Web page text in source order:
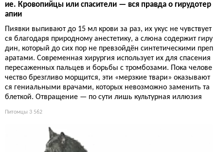
ие. Кровопийцы или спасители — вся правда о гирудотер
апии
Пиявки выпивают до 15 мл крови за раз, их укус не чувствует
ся благодаря природному анестетику, а слюна содержит гиру
дин, который до сих пор не превзойдён синтетическими преп
аратами. Современная хирургия использует их для спасения
пересаженных пальцев и борьбы с тромбозами. Пока челове
чество брезгливо морщится, эти «мерзкие твари» оказывают
ся гениальными врачами, которых невозможно заменить та
блеткой. Отвращение — по сути лишь культурная иллюзия
Питомцы 3 562